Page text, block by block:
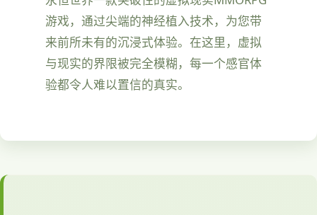
游戏，通过尖端的神经植入技术，为您带
来前所未有的沉浸式体验。在这里，虚拟
与现实的界限被完全模糊，每一个感官体
验都令人难以置信的真实。